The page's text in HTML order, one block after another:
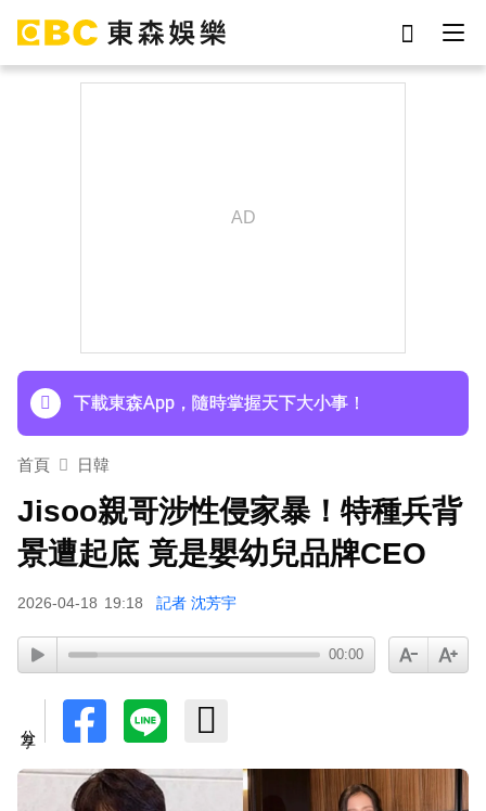
下載東森App，隨時掌握天下大小事！
首頁 日韓
Jisoo親哥涉性侵家暴！特種兵背
景遭起底 竟是嬰幼兒品牌CEO
2026-04-18 19:18 記者 沈芳宇
00:00